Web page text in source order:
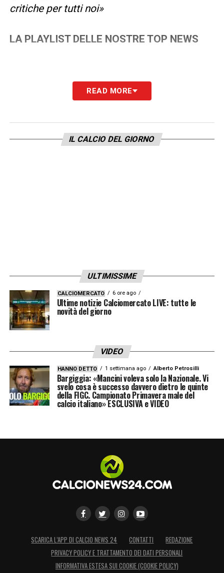
critiche per tutti noi»
LA PLAYLIST DELLE NOSTRE TOP NEWS
READ MORE
IL CALCIO DEL GIORNO
ULTIMISSIME
CALCIOMERCATO 6 ore ago
Ultime notizie Calciomercato LIVE: tutte le
novità del giorno
VIDEO
HANNO DETTO 1 settimana ago Alberto Petrosilli
Bargiggia: «Mancini voleva solo la Nazionale. Vi
svelo cosa è successo davvero dietro le quinte
della FIGC. Campionato Primavera male del
calcio italiano» ESCLUSIVA e VIDEO
SCARICA L’APP DI CALCIO NEWS 24 CONTATTI
REDAZIONE
PRIVACY POLICY E TRATTAMENTO DEI DATI PERSONALI
INFORMATIVA ESTESA SUI COOKIE (COOKIE POLICY)